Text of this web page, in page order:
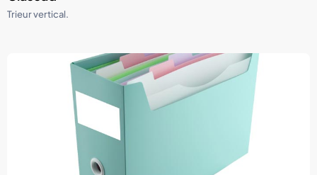
Trieur vertical.